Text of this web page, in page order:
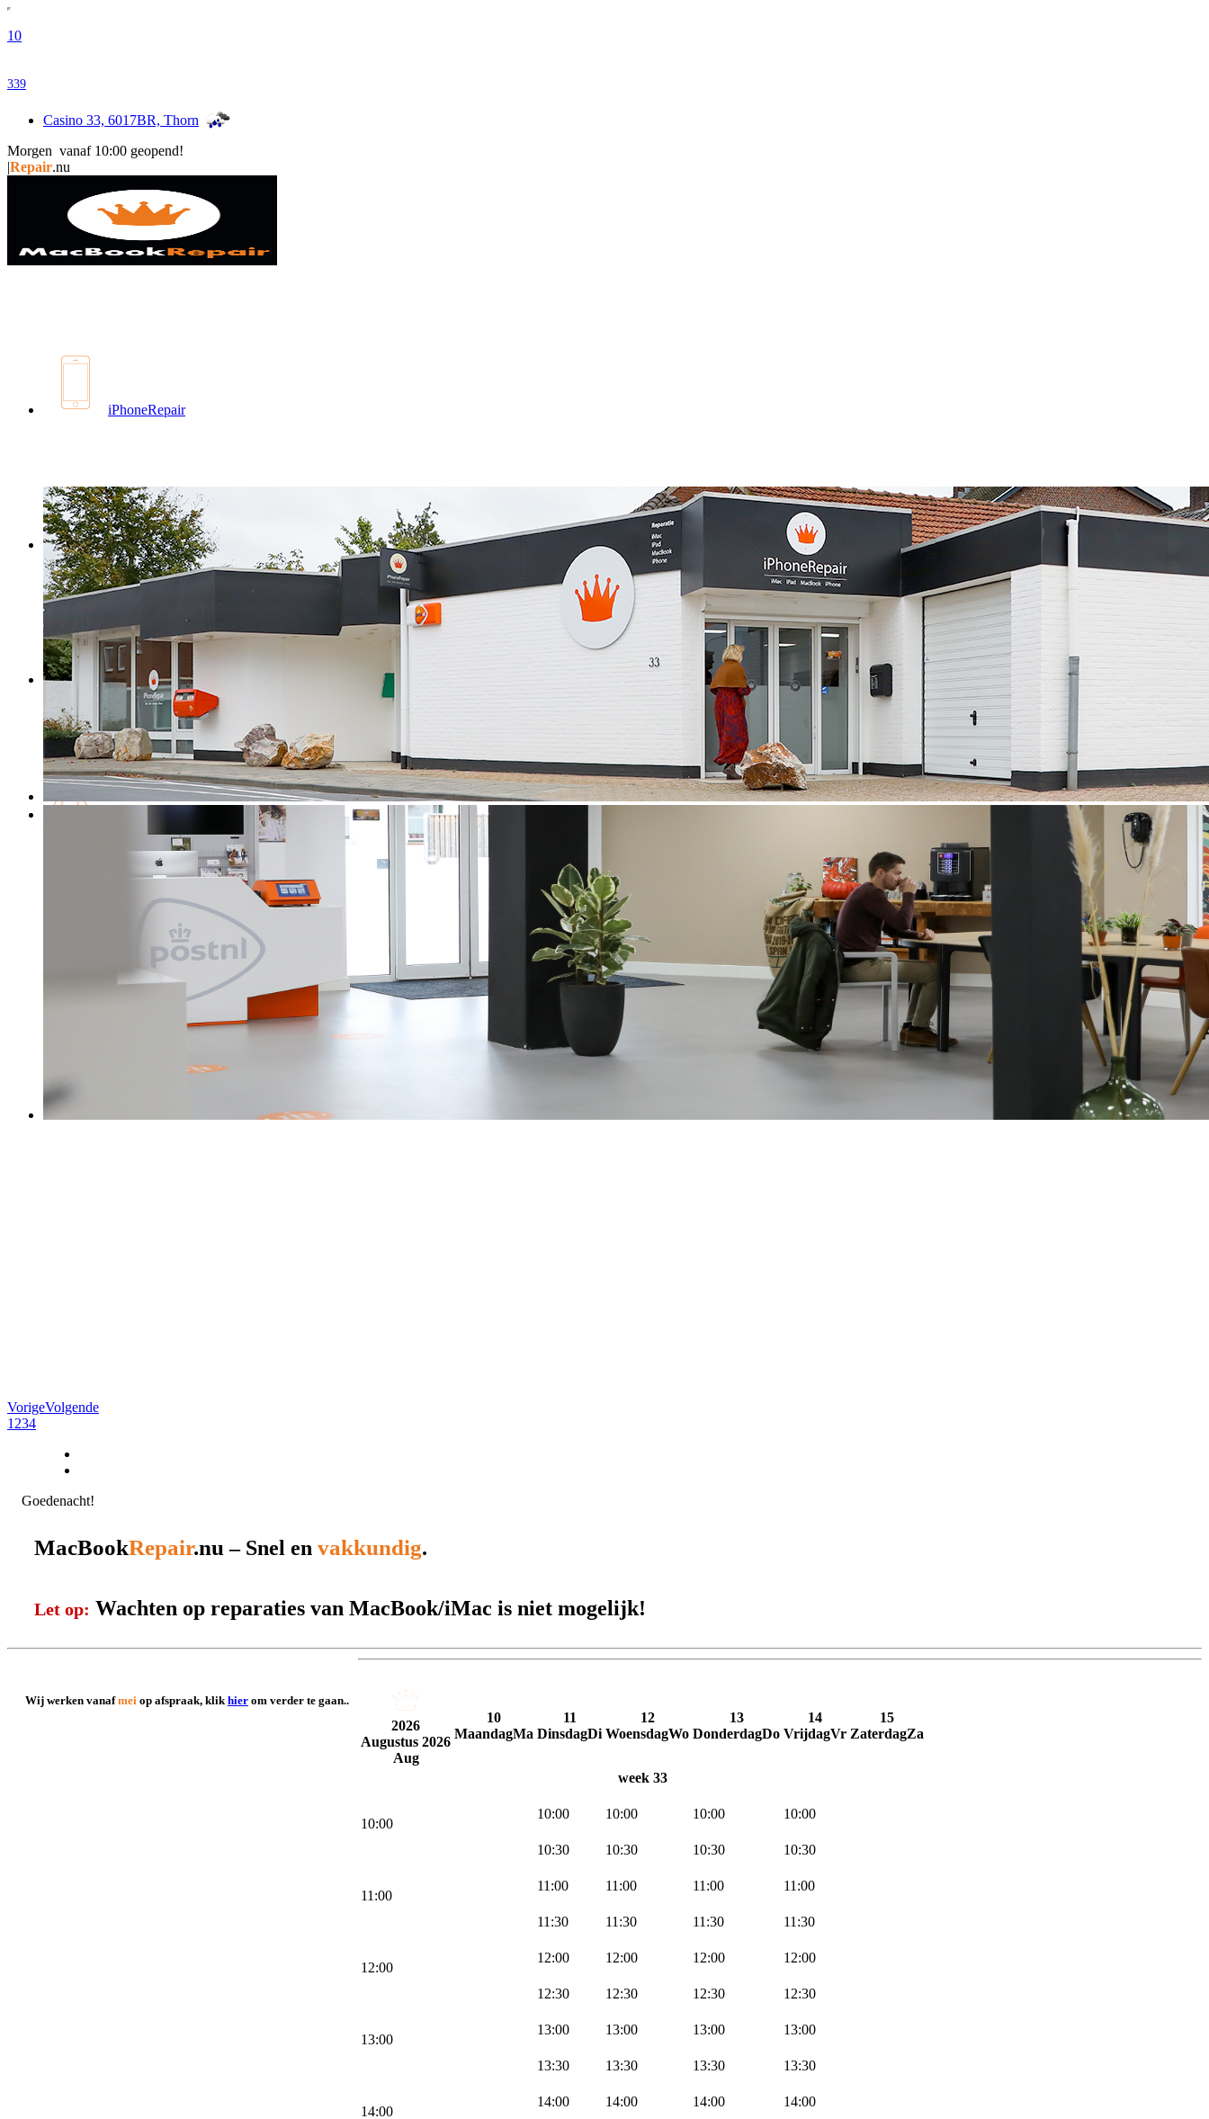
10
339
Casino 33, 6017BR, Thorn
Morgen vanaf 10:00 geopend!
i|Repair.nu
iPhoneRepair
iPadRepair
iMacRepair
0031 475 215131
VorigeVolgende
1 234
Goedenacht!
MacBookRepair.nu– Snel en vakkundig.
Let op: Wachten op reparaties van MacBook/iMac is niet mogelijk!
Wij werken vanafmei op afspraak, klikhier om verder te gaan..
2026
Augustus 2026
Aug
10
MaandagMa
11
DinsdagDi
12
WoensdagWo
13
DonderdagDo
14
VrijdagVr
15
ZaterdagZa
week 33
10:00
10:00 10:00 10:00 10:00
10:30 10:30 10:30 10:30
11:00
11:00 11:00 11:00 11:00
11:30 11:30 11:30 11:30
12:00
12:00 12:00 12:00 12:00
12:30 12:30 12:30 12:30
13:00
13:00 13:00 13:00 13:00
13:30 13:30 13:30 13:30
14:00
14:00 14:00 14:00 14:00